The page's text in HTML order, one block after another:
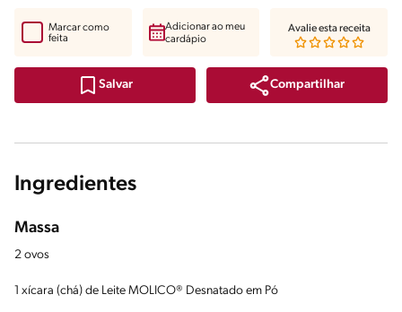
Salvar Compartilhar
Marcar como
feita
Adicionar ao meu
cardápio
Avalie esta receita
Ingredientes
Massa
2 ovos
1 xícara (chá) de Leite MOLICO® Desnatado em Pó